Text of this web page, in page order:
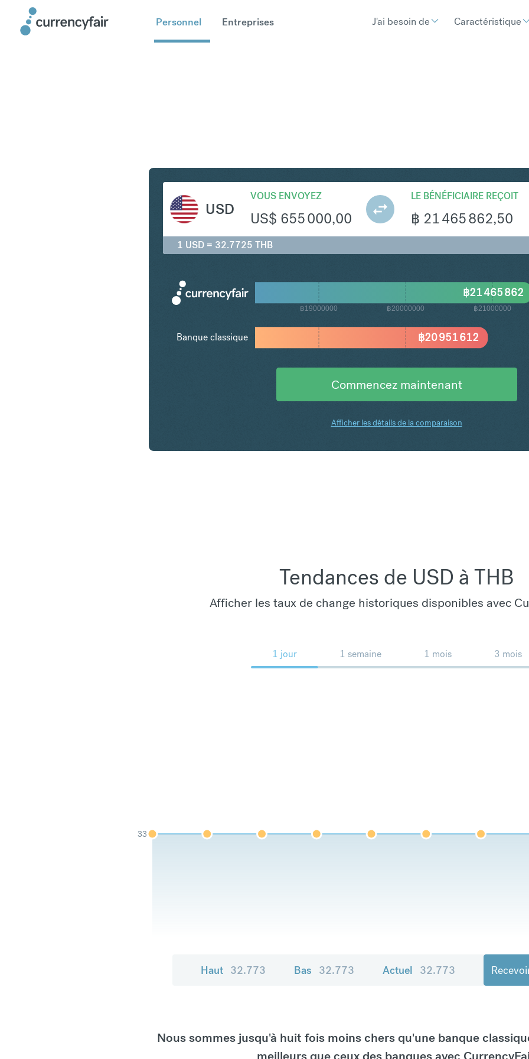
Personnel Entreprises J'ai besoin de Caractéristique
USD
VOUS ENVOYEZ
US$ 655 000,00
LE BÉNÉFICIAIRE REÇOIT
฿ 21 465 862,50
1 USD = 32.7725 THB
฿19000000 ฿20000000 ฿21000000
฿20 951 612
฿21 465 862
Banque classique
Commencez maintenant
Afficher les détails de la comparaison
Tendances de USD à THB
Afficher les taux de change historiques disponibles avec
1 jour 1 semaine 1 mois 3 mois
33
Haut 32.773 Bas 32.773 Actuel 32.773
Nous sommes jusqu'à huit fois moins chers qu'une banque
meilleurs que ceux des banques avec